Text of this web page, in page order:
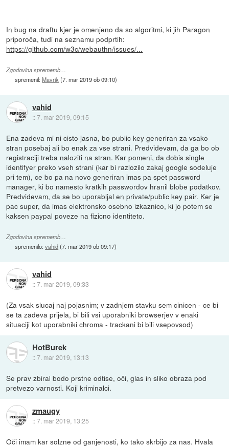
In bug na draftu kjer je omenjeno da so algoritmi, ki jih Paragon
priporoča, tudi na seznamu podprtih:
https://github.com/w3c/webauthn/issues/...
Zgodovina sprememb…
spremenil:Mavrik (7. mar 2019 ob 09:10)
vahid
::7. mar 2019, 09:15
Ena zadeva mi ni cisto jasna, bo public key generiran za vsako
stran posebaj ali bo enak za vse strani. Predvidevam, da ga bo ob
registraciji treba naloziti na stran. Kar pomeni, da dobis single
identifyer preko vseh strani (kar bi razlozilo zakaj google sodeluje
pri tem), ce bo pa na novo generiran imas pa spet password
manager, ki bo namesto kratkih passwordov hranil blobe podatkov.
Predvidevam, da se bo uporabljal en private/public key pair. Ker je
pac super, da imas elektronsko osebno izkaznico, ki jo potem se
kaksen paypal poveze na fizicno identiteto.
Zgodovina sprememb…
spremenilo:vahid(7. mar 2019 ob 09:17)
vahid
::7. mar 2019, 09:33
(Za vsak slucaj naj pojasnim; v zadnjem stavku sem cinicen - ce bi
se ta zadeva prijela, bi bili vsi uporabniki browserjev v enaki
situaciji kot uporabniki chroma - trackani bi bili vsepovsod)
HotBurek
::7. mar 2019, 13:13
Se prav zbiral bodo prstne odtise, oči, glas in sliko obraza pod
pretvezo varnosti. Koji kriminalci.
zmaugy
::7. mar 2019, 13:25
Oči imam kar solzne od ganjenosti, ko tako skrbijo za nas. Hvala